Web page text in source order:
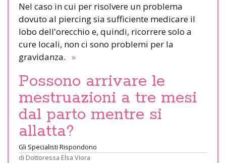
Nel caso in cui per risolvere un problema
dovuto al piercing sia sufficiente medicare il
lobo dell'orecchio e, quindi, ricorrere solo a
cure locali, non ci sono problemi per la
gravidanza. »
Possono arrivare le
mestruazioni a tre mesi
dal parto mentre si
allatta?
Gli Specialisti Rispondono
di Dottoressa Elsa Viora